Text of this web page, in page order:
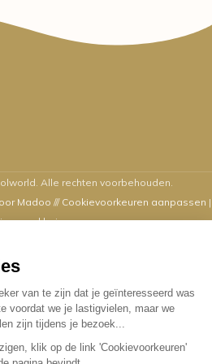
Alle rechten voorbehouden.
Madoo /// Cookievoorkeuren aanpassen |
van 10.00 t/m 16.00
op afspraak. Contact via email,
telefonisch kan op alle